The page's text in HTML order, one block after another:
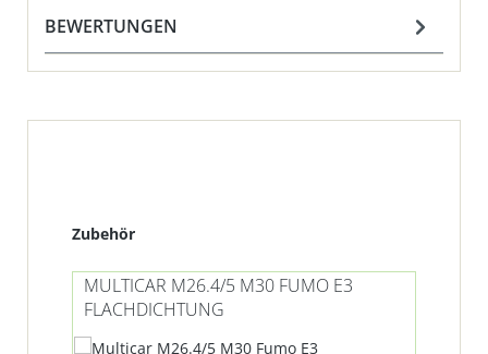
BEWERTUNGEN
Produktgalerie überspringen
Zubehör
MULTICAR M26.4/5 M30 FUMO E3
FLACHDICHTUNG